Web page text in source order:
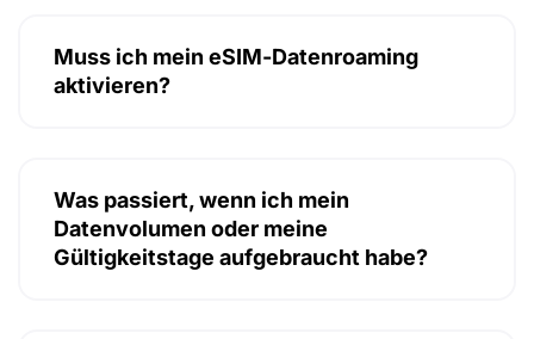
Muss ich mein eSIM-Datenroaming
aktivieren?
Was passiert, wenn ich mein
Datenvolumen oder meine
Gültigkeitstage aufgebraucht habe?